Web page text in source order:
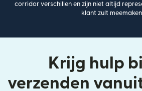
corridor verschillen en zijn niet altijd
klant zult
Krijg hulp
verzenden